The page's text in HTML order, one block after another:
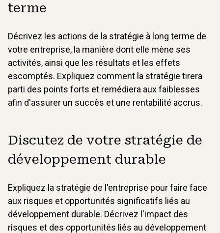
terme
Décrivez les actions de la stratégie à long terme de
votre entreprise, la manière dont elle mène ses
activités, ainsi que les résultats et les effets
escomptés. Expliquez comment la stratégie tirera
parti des points forts et remédiera aux faiblesses
afin d'assurer un succès et une rentabilité accrus.
Discutez de votre stratégie de
développement durable
Expliquez la stratégie de l'entreprise pour faire face
aux risques et opportunités significatifs liés au
développement durable. Décrivez l'impact des
risques et des opportunités liés au développement